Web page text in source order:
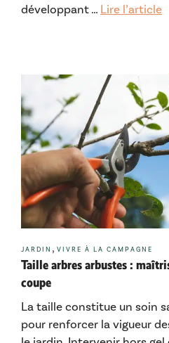
développant … Lire l’article
Taille arbres arbustes :
coupe
La taille constitue un soin
pour renforcer la vigueur
Catégories
JARDIN , VIVRE À LA CAMPAGNE